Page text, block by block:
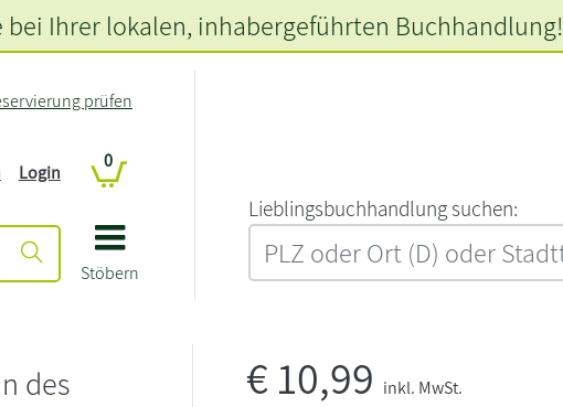
Stöbern
prüfen
Login
0
L‍i‍e‍b‍l‍i‍n‍g‍s‍b‍u‍c‍h‍h‍a‍n‍d‍l‍u‍n‍g‍ ‍s‍u‍c‍h‍e‍n‍:‍
bei Ihrer lokalen, inhabergeführten Buchhandlung!
des
€10,99 inkl. MwSt.